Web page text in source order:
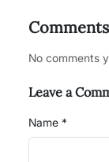
Comments
No comments
Leave a
Name *